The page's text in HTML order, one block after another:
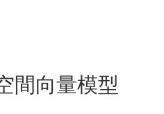
間向量模型